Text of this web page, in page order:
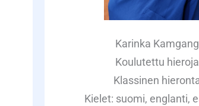
Karinka Kamgang
Koulutettu hieroja
Klassinen
Kielet: suomi, englanti,